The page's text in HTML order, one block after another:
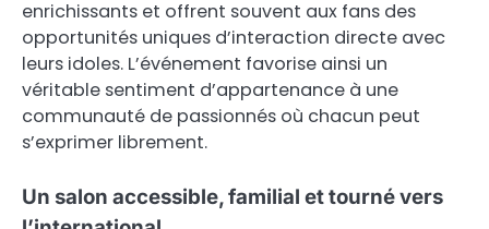
enrichissants et offrent souvent aux fans des
opportunités uniques d’interaction directe avec
leurs idoles. L’événement favorise ainsi un
véritable sentiment d’appartenance à une
communauté de passionnés où chacun peut
s’exprimer librement.
Un salon accessible, familial et tourné vers